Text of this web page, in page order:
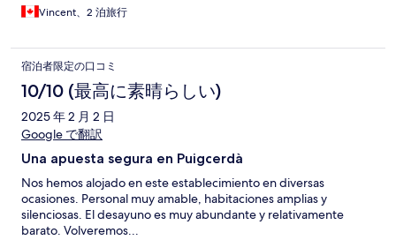
Vincent、2 泊旅行
宿泊者限定の口コミ
10/10 (最高に素晴らしい)
2025 年 2 月 2 日
Google で翻訳
Una apuesta segura en Puigcerdà
Nos hemos alojado en este establecimiento en diversas
ocasiones. Personal muy amable, habitaciones amplias y
silenciosas. El desayuno es muy abundante y relativamente
barato. Volveremos...